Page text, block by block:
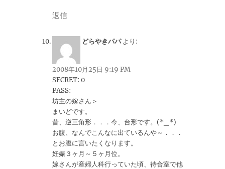
返信
どらやきパパ より:
2008年10月25日 9:19 PM
SECRET: 0
PASS:
坊主の嫁さん＞
まいどです。
昔、逆三角形．．．今、台形です。(*_*)
お腹、なんでこんなに出ているんや～．．．
とお腹に言いたくなります。
妊娠３ヶ月～５ヶ月位。
嫁さんが産婦人科行っていた頃、待合室で他